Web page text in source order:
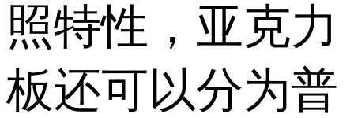
照特性，亚克力
板还可以分为普